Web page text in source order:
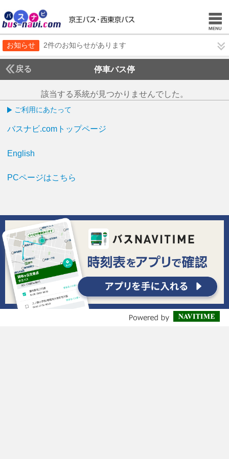
お知らせ 2件のお知らせがあります
戻る 停車バス停
該当する系統が見つかりませんでした。
ご利用にあたって
バスナビ.comトップページ
English
PCページはこちら